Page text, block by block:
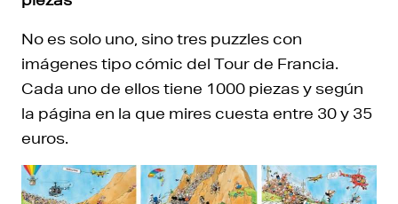
No es solo uno, sino tres puzzles con
imágenes tipo cómic del Tour de Francia.
Cada uno de ellos tiene 1000 piezas y según
la página en la que mires cuesta entre 30 y 35
euros.